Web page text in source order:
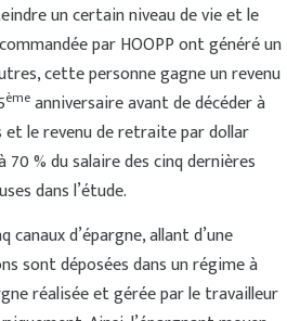
un certain niveau de vie et le
par HOOPP ont généré un
cette personne gagne un revenu
èmeanniversaire avant de décéder à
et le revenu de retraite par dollar
% du salaire des cinq dernières
dans l’étude.
d’épargne, allant d’une
sont déposées dans un régime à
réalisée et gérée par le travailleur